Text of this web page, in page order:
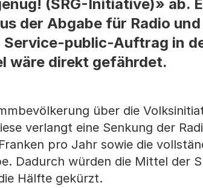
(SRG-Initiative)» ab.
der Abgabe für Radio und
Service-public-Auftrag in
wäre direkt gefährdet.
über die
verlangt eine Senkung der
pro Jahr sowie die
Dadurch würden die Mittel der
Hälfte gekürzt.